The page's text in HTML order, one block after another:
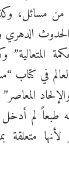
من
الدهري
في كتاب
طبعاً لم
لأنها